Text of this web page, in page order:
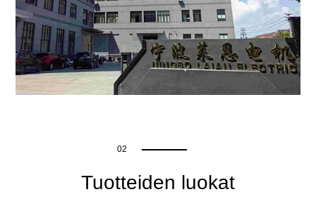
02
Tuotteiden luokat